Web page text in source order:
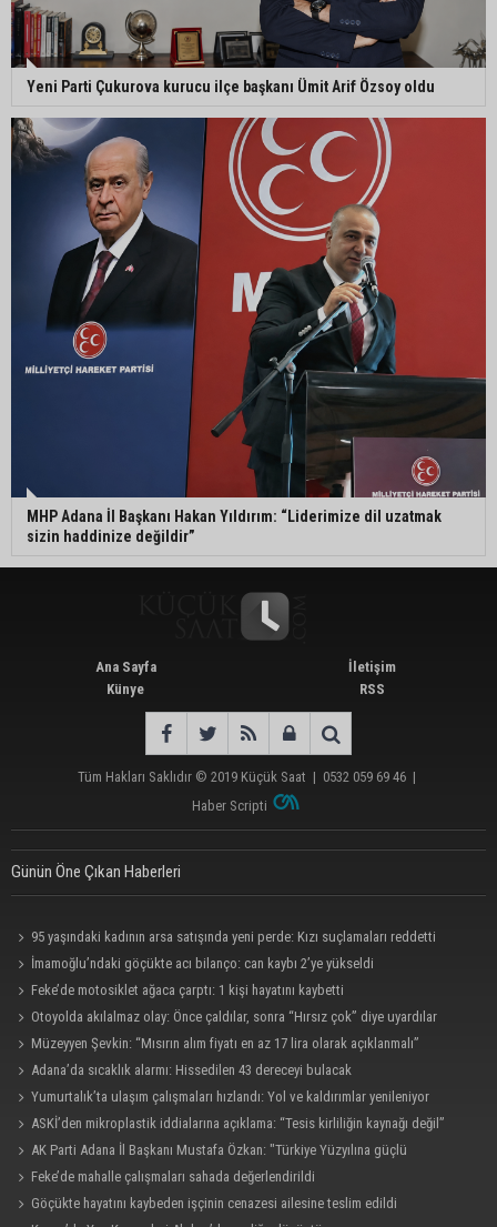
Yeni Parti Çukurova kurucu ilçe başkanı Ümit Arif Özsoy oldu
MHP Adana İl Başkanı Hakan Yıldırım: “Liderimize dil uzatmak
sizin haddinize değildir”
Ana Sayfa
Künye
İletişim
RSS
Tüm Hakları Saklıdır © 2019 Küçük Saat | 0532 059 69 46 |
Haber Scripti
Günün Öne Çıkan Haberleri
95 yaşındaki kadının arsa satışında yeni perde: Kızı suçlamaları reddetti
İmamoğlu’ndaki göçükte acı bilanço: can kaybı 2’ye yükseldi
Feke’de motosiklet ağaca çarptı: 1 kişi hayatını kaybetti
Otoyolda akılalmaz olay: Önce çaldılar, sonra “Hırsız çok” diye uyardılar
Müzeyyen Şevkin: “Mısırın alım fiyatı en az 17 lira olarak açıklanmalı”
Adana’da sıcaklık alarmı: Hissedilen 43 dereceyi bulacak
Yumurtalık’ta ulaşım çalışmaları hızlandı: Yol ve kaldırımlar yenileniyor
ASKİ’den mikroplastik iddialarına açıklama: “Tesis kirliliğin kaynağı değil”
AK Parti Adana İl Başkanı Mustafa Özkan: "Türkiye Yüzyılına güçlü
teşkilatımızla yürüyoruz"
Feke’de mahalle çalışmaları sahada değerlendirildi
Göçükte hayatını kaybeden işçinin cenazesi ailesine teslim edildi